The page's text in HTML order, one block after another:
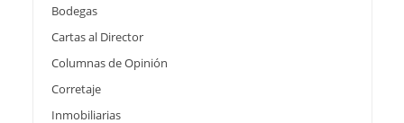
Bodegas
Cartas al Director
Columnas de Opinión
Corretaje
Inmobiliarias